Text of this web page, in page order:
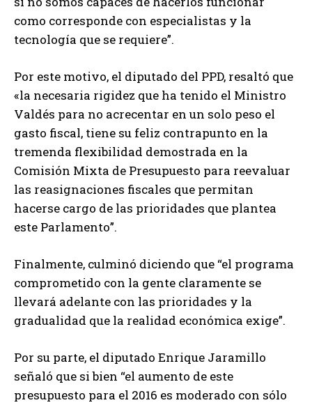
como corresponde con especialistas y la
tecnología que se requiere”.
Por este motivo, el diputado del PPD, resaltó que
«la necesaria rigidez que ha tenido el Ministro
Valdés para no acrecentar en un solo peso el
gasto fiscal, tiene su feliz contrapunto en la
tremenda flexibilidad demostrada en la
Comisión Mixta de Presupuesto para reevaluar
las reasignaciones fiscales que permitan
hacerse cargo de las prioridades que plantea
este Parlamento”.
Finalmente, culminó diciendo que “el programa
comprometido con la gente claramente se
llevará adelante con las prioridades y la
gradualidad que la realidad económica exige”.
Por su parte, el diputado Enrique Jaramillo
señaló que si bien “el aumento de este
presupuesto para el 2016 es moderado con sólo